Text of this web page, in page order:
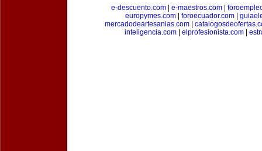
e-descuento.com| e-maestros.com|
europymes.com| foroecuador.com|
mercadodeartesanias.com
inteligencia.com| elprofesionista.com|